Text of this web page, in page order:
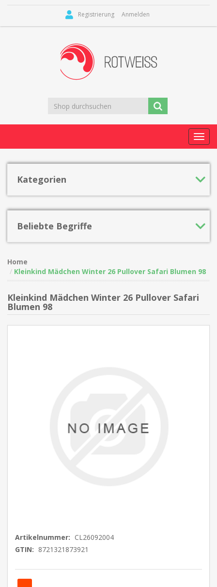
Registrierung Anmelden
Kategorien
Beliebte Begriffe
Home
Kleinkind Mädchen Winter 26 Pullover Safari Blumen 98
Kleinkind Mädchen Winter 26 Pullover Safari
Blumen 98
Artikelnummer: CL26092004
GTIN: 8721321873921